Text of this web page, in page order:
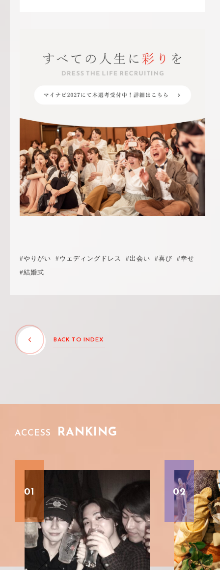
#やりがい #ウェディングドレス #出会い #喜び
#幸せ
#結婚式
BACK TO INDEX
ACCESS RANKING
01 02